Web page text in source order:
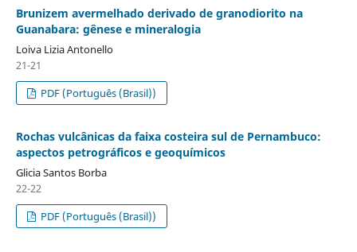
Brunizem avermelhado derivado de granodiorito na
Guanabara: gênese e mineralogia
Loiva Lizia Antonello
21-21
PDF (Português (Brasil))
Rochas vulcânicas da faixa costeira sul de Pernambuco:
aspectos petrográficos e geoquímicos
Glicia Santos Borba
22-22
PDF (Português (Brasil))